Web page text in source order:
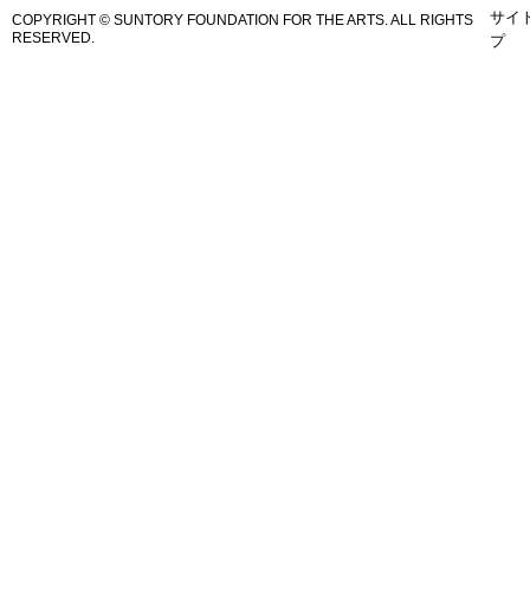
COPYRIGHT © SUNTORY FOUNDATION FOR THE ARTS. ALL RIGHTS
RESERVED.
サイ
プ